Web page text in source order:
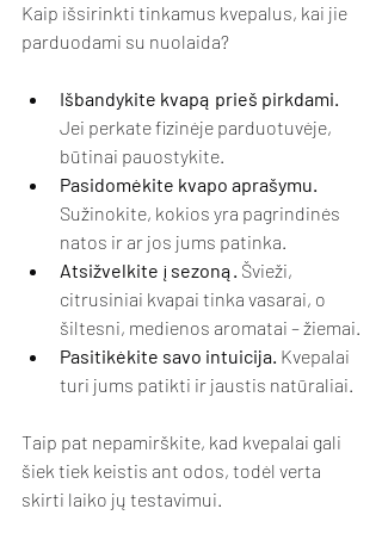
Kaip išsirinkti tinkamus kvepalus, kai jie
parduodami su nuolaida?
Išbandykite kvapą prieš pirkdami.
Jei perkate fizinėje parduotuvėje,
būtinai pauostykite.
Pasidomėkite kvapo aprašymu.
Sužinokite, kokios yra pagrindinės
natos ir ar jos jums patinka.
Atsižvelkite į sezoną. Švieži,
citrusiniai kvapai tinka vasarai, o
šiltesni, medienos aromatai – žiemai.
Pasitikėkite savo intuicija. Kvepalai
turi jums patikti ir jaustis natūraliai.
Taip pat nepamirškite, kad kvepalai gali
šiek tiek keistis ant odos, todėl verta
skirti laiko jų testavimui.